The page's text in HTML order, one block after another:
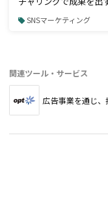
SNSマーケティング
関連ツール・サービス
広告事業を通じ